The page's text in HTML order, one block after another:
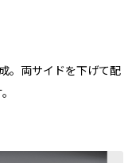
。両サイドを下げて配